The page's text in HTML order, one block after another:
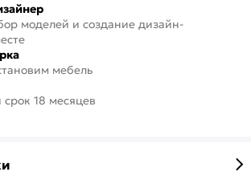
моделей и создание дизайн-
мебель
18 месяцев